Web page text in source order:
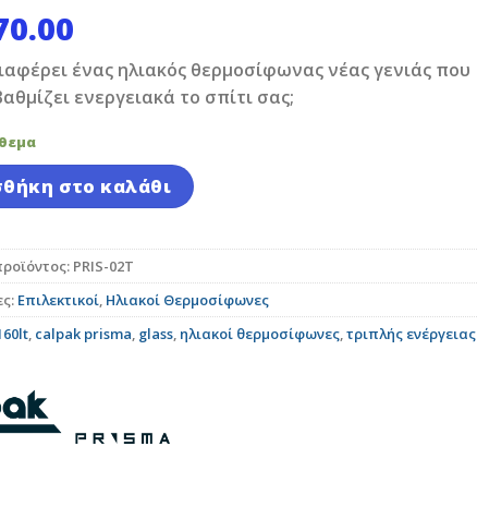
ένας ηλιακός θερμοσίφωνας νέας γενιάς που
ενεργειακά το σπίτι σας;
στο καλάθι
PRIS-02T
Επιλεκτικοί, Ηλιακοί Θερμοσίφωνες
, calpak prisma, glass, ηλιακοί θερμοσίφωνες,τριπλής ενέργειας